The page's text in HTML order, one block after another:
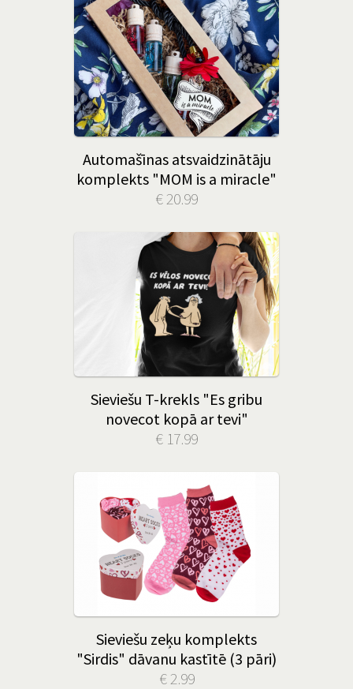
Automašīnas atsvaidzinātāju
komplekts "MOM is a miracle"
€ 20.99
Sieviešu T-krekls "Es gribu
novecot kopā ar tevi"
€ 17.99
Sieviešu zeķu komplekts
"Sirdis" dāvanu kastītē (3 pāri)
€ 2.99